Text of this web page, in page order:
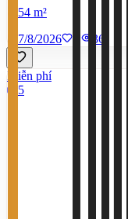
54 m²
7/8/2026
36
Miễn phí
5